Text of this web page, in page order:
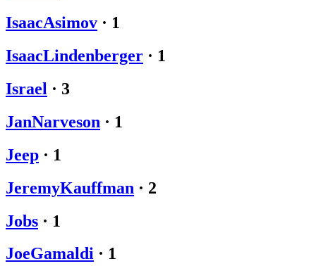
IsaacAsimov · 1
IsaacLindenberger · 1
Israel · 3
JanNarveson · 1
Jeep · 1
JeremyKauffman · 2
Jobs · 1
JoeGamaldi · 1